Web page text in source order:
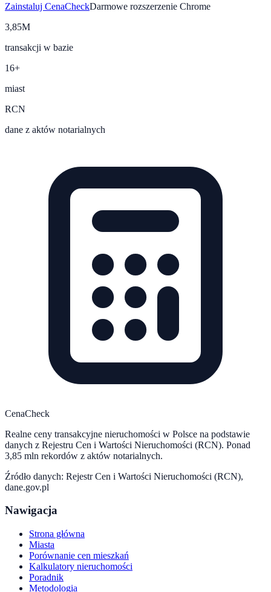
Zainstaluj CenaCheckDarmowe rozszerzenie Chrome
3,85M
transakcji w bazie
16+
miast
RCN
dane z aktów notarialnych
CenaCheck
Realne ceny transakcyjne nieruchomości w Polsce na podstawie
danych z Rejestru Cen i Wartości Nieruchomości (RCN). Ponad
3,85 mln rekordów z aktów notarialnych.
Źródło danych: Rejestr Cen i Wartości Nieruchomości (RCN),
dane.gov.pl
Nawigacja
Strona główna
Miasta
Porównanie cen mieszkań
Kalkulatory nieruchomości
Poradnik
Metodologia